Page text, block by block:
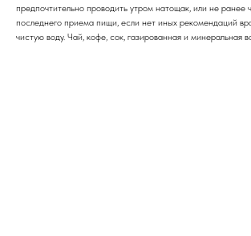
предпочтительно проводить утром натощак, или не ранее
последнего приема пищи, если нет иных рекомендаций
чистую воду. Чай, кофе, сок, газированная и минеральная